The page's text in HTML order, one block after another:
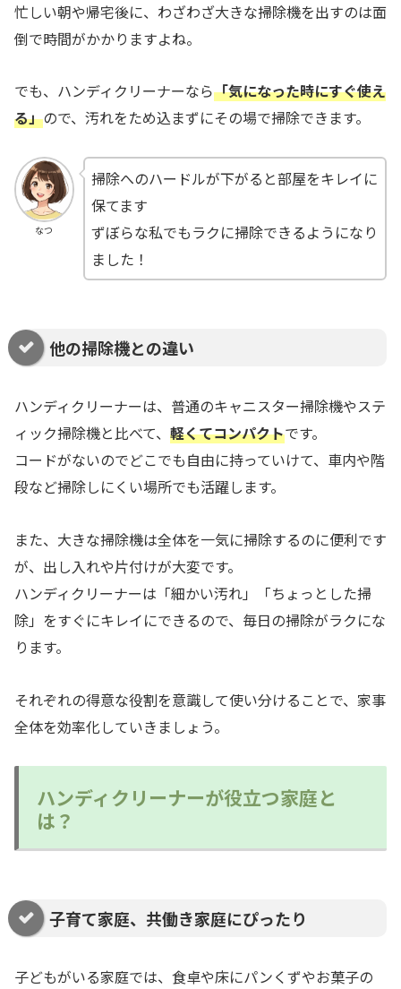
忙しい朝や帰宅後に、わざわざ大きな掃除機を出すのは面
倒で時間がかかりますよね。
でも、ハンディクリーナーなら「気になった時にすぐ使え
る」ので、汚れをため込まずにその場で掃除できます。
なつ
掃除へのハードルが下がると部屋をキレイに
保てます
ずぼらな私でもラクに掃除できるようになり
ました！
他の掃除機との違い
ハンディクリーナーは、普通のキャニスター掃除機やステ
ィック掃除機と比べて、 軽くてコンパクトです。
コードがないのでどこでも自由に持っていけて、車内や階
段など掃除しにくい場所でも活躍します。
また、大きな掃除機は全体を一気に掃除するのに便利です
が、出し入れや片付けが大変です。
ハンディクリーナーは「細かい汚れ」「ちょっとした掃
除」をすぐにキレイにできるので、毎日の掃除がラクにな
ります。
それぞれの得意な役割を意識して使い分けることで、家事
全体を効率化していきましょう。
ハンディクリーナーが役立つ家庭と
は？
子育て家庭、共働き家庭にぴったり
子どもがいる家庭では、食卓や床にパンくずやお菓子の